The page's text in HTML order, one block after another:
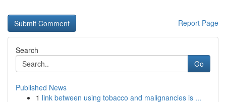
Report Page
Search
Go
Published News
1 link between using tobacco and malignancies is ...